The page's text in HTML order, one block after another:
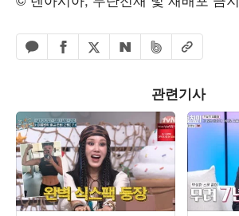
카카오톡 공유하기
페이스북 공유하기
엑스 공유하기
네이버 공유하기
밴드 공유하기
URL복사
관련기사